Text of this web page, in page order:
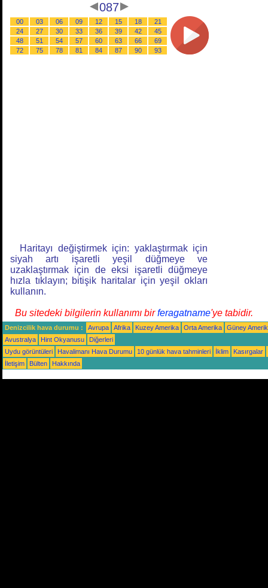
087
00 03 06 09 12 15 18
21
24
27 30 33 36 39 42
45
48
51 54 57 60 63 66
69
72
75 78 81 84 87 90 93
Haritayı değiştirmek için: yaklaştırmak için
siyah artı işaretli yeşil düğmeye ve
uzaklaştırmak için de eksi işaretli düğmeye
hızla tıklayın; bitişik haritalar için yeşil okları
kullanın.
Bu sitedeki bilgilerin kullanımı birferagatname'ye tabidir.
Denizcilik hava durumu : Avrupa Afrika Kuzey Amerika Orta Amerika
Güney
Avustralya
Hint Okyanusu
Diğerleri
Uydu görüntüleri
Havalimanı Hava Durumu 10 günlük hava tahminleri İklim
Kasırgalar
İletişim
Bülten Hakkında